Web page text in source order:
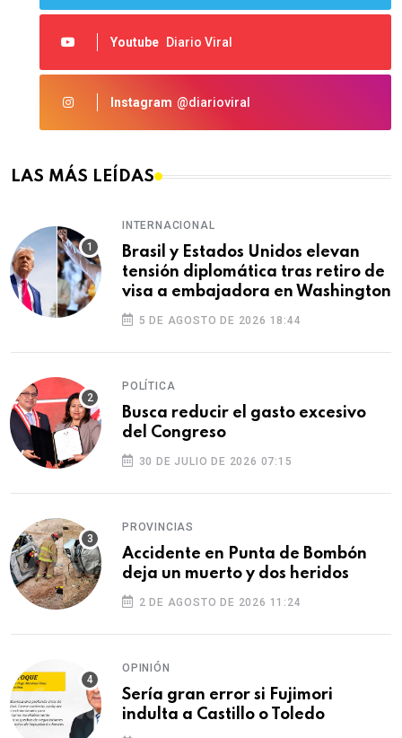
Youtube Diario Viral
Instagram @diarioviral
LAS MÁS LEÍDAS
INTERNACIONAL
Brasil y Estados Unidos elevan
tensión diplomática tras retiro de
visa a embajadora en Washington
5 DE AGOSTO DE 2026 18:44
POLÍTICA
Busca reducir el gasto excesivo
del Congreso
30 DE JULIO DE 2026 07:15
PROVINCIAS
Accidente en Punta de Bombón
deja un muerto y dos heridos
2 DE AGOSTO DE 2026 11:24
OPINIÓN
Sería gran error si Fujimori
indulta a Castillo o Toledo